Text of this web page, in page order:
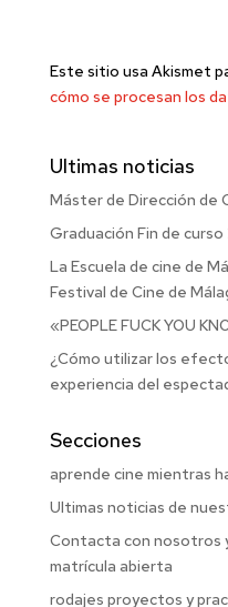
Este sitio usa Akismet
cómo se procesan los
Ultimas noticias
Máster de Dirección de
Graduación Fin de
La Escuela de cine de
Festival de Cine de
«PEOPLE FUCK YOU
¿Cómo utilizar los
experiencia del
Secciones
aprende cine mientras
Ultimas noticias de
Contacta con nosotros
matrícula abierta
rodajes proyectos y